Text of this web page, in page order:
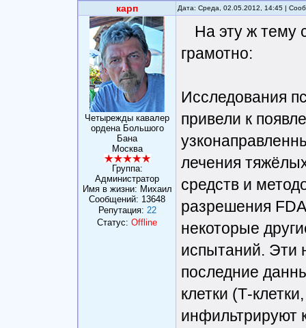
карп Дата: Среда, 02.05.2012, 14:45 |
Четырежды кавалер
ордена Большого
Бана
Москва
Группа:
Администратор
Имя в жизни: Михаил
Сообщений: 13648
Репутация: 22
Статус: Offline
На эту ж тему
грамотно:
Исследования
привели к
лечения
средств и
разрешения
некоторые
испытаний. Эти
последние
клетки (Т-
инфильтрируют